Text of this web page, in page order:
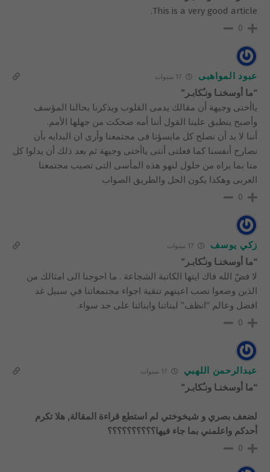
This is a very good article.
0
عبود المواهبى 17 سنوات
“ما أوسخنـا ونـُكابـر”
ياأختى وجيهة أن مقالك يدمى القلوب ويذكرنا بحالنا المؤسف
وأصبح ينطبق علينا القول أننا أمه ضحكت من جهلها الأمم.
أننا لا بد أن نصلح كل مايسؤنا فى مجتمعنا وأرى ان البدايه بأن
نصارح أنفسنا كما فعلتى أنتى ياأختى وجيهة ثم بعد ذلك أن يدلوا كل
منا بما يراه من حلول لنهو هذه المأسى التى تصيب مجتمعنا
العربى وهكذا يكون الحل والطريق الصواب
0
زكي يوسف
“ما أوسخنـا ونـُكابـر”
لا فضّ الله فاك ايتها الكاتبة الشجاعة . ما احوجنا الى امثالك من
الذين وضعوا نصب اعينهم تنقية اجواء مجتمعاتنا في سبيل غد
افضل وعالم “انظف” لبناتنا وابنائنا على حد سواء.
0
عبدالرحمن اللهبي 17 سنوات
“ما أوسخنـا ونـُكابـر”
لضعف بصري و شيخوختي لم استطع قراءة المقالة, هلا تكرم
أحدكم واعلمني بما جاء فيها؟؟؟؟؟؟؟؟؟؟
0